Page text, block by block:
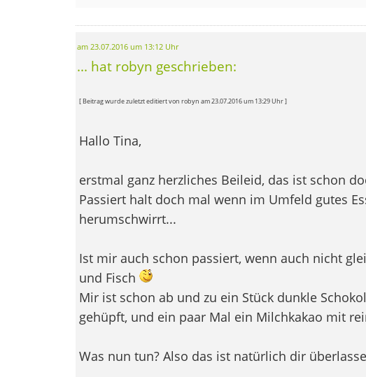
am 23.07.2016 um 13:12 Uhr
... hat robyn geschrieben:
[ Beitrag wurde zuletzt editiert von robyn am 23.07.2016 um 13:29 Uhr ]
Hallo Tina,
erstmal ganz herzliches Beileid, das ist schon
Passiert halt doch mal wenn im Umfeld gutes
herumschwirrt...
Ist mir auch schon passiert, wenn auch nicht
und Fisch
Mir ist schon ab und zu ein Stück dunkle
gehüpft, und ein paar Mal ein Milchkakao mit
Was nun tun? Also das ist natürlich dir